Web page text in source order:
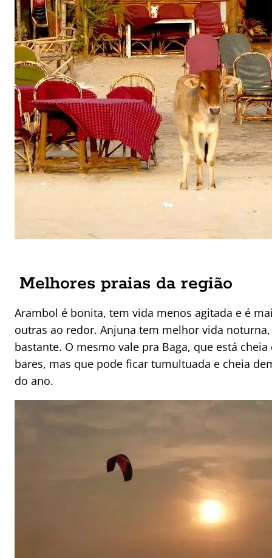
Melhores praias da região
Arambol é bonita, tem vida menos agitada e é
outras ao redor. Anjuna tem melhor vida
bastante. O mesmo vale pra Baga, que está
bares, mas que pode ficar tumultuada e cheia
do ano.